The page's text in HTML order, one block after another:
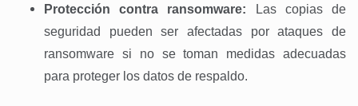
Protección contra ransomware: Las copias de
seguridad pueden ser afectadas por ataques de
ransomware si no se toman medidas adecuadas
para proteger los datos de respaldo.